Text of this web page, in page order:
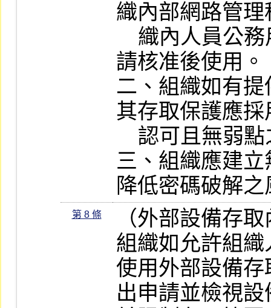
織內部網路管
請核准後使用。
二、組織如有
其存取保護應
三、組織應建
降低密碼破解
第 8 條
（外部設備存
組織如允許組
使用外部設備
出申請並檢視